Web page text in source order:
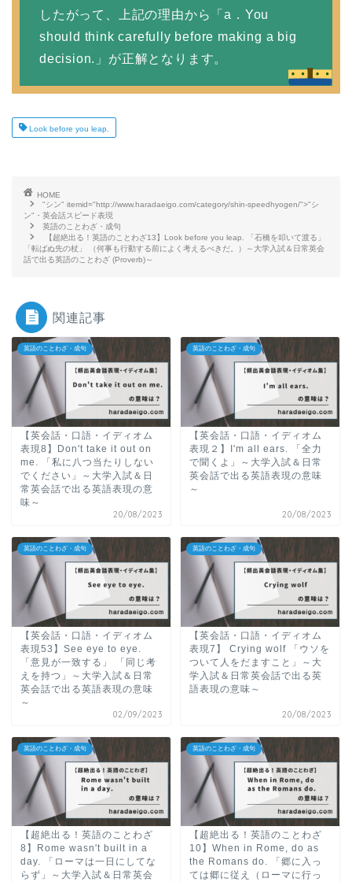
したがって、上記の理由から「a．You
should think carefully before making a big
decision.」が正解となります。
Look before you leap.
HOME
"シン" itemid="http://www.haradaeigo.com/category/shin-speedhyogen/">"シ
ン"・英会話スピード表現
英語のことわざ・成句
【超絶出る！英語のことわざ13】Look before you leap. 「石橋を叩いて渡る」
「転ばぬ先の杖」 （何事も行動する前によく考えるべきだ。）～大学入試＆日常英会
話で出る英語のことわざ (Proverb)～
関連記事
英語のことわざ・成句
【英会話・口語・イディオム
表現8】Don't take it out on
me. 「私に八つ当たりしない
でください」～大学入試＆日
常英会話で出る英語表現の意
味～
20/08/2023
英語のことわざ・成句
【英会話・口語・イディオム
表現２】I'm all ears. 「全力
で聞くよ」～大学入試＆日常
英会話で出る英語表現の意味
～
20/08/2023
英語のことわざ・成句
【英会話・口語・イディオム
表現53】See eye to eye.
「意見が一致する」 「同じ考
えを持つ」～大学入試＆日常
英会話で出る英語表現の意味
～
02/09/2023
英語のことわざ・成句
【英会話・口語・イディオム
表現7】 Crying wolf 「ウソを
ついて人をだますこと」～大
学入試＆日常英会話で出る英
語表現の意味～
20/08/2023
英語のことわざ・成句
【超絶出る！英語のことわざ
8】Rome wasn't built in a
day. 「ローマは一日にしてな
らず」～大学入試＆日常英会
英語のことわざ・成句
【超絶出る！英語のことわざ
10】When in Rome, do as
the Romans do. 「郷に入っ
ては郷に従え（ローマに行っ